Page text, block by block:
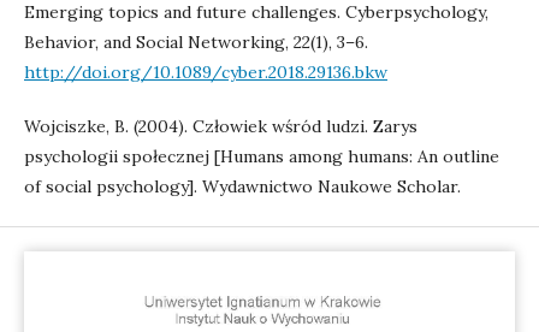
Emerging topics and future challenges. Cyberpsychology,
Behavior, and Social Networking, 22(1), 3–6.
http://doi.org/10.1089/cyber.2018.29136.bkw
Wojciszke, B. (2004). Człowiek wśród ludzi. Zarys
psychologii społecznej [Humans among humans: An outline
of social psychology]. Wydawnictwo Naukowe Scholar.